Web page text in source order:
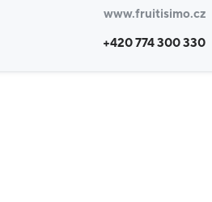
www.fruitisimo.cz
+420 774 300 330